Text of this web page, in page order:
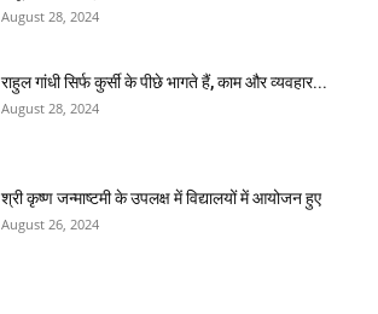
August 28, 2024
राहुल गांधी सिर्फ कुर्सी के पीछे भागते हैं, काम और व्यवहार...
August 28, 2024
श्री कृष्ण जन्माष्टमी के उपलक्ष में विद्यालयों में आयोजन हुए
August 26, 2024